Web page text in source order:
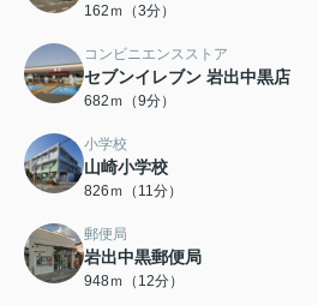
162ｍ（3分）
コンビニエンスストア
セブンイレブン 岩出中黒店
682ｍ（9分）
小学校
山崎小学校
826ｍ（11分）
郵便局
岩出中黒郵便局
948ｍ（12分）